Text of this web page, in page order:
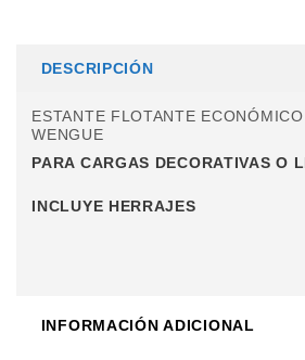
DESCRIPCIÓN
ESTANTE FLOTANTE
WENGUE
PARA CARGAS DECORATIVAS O
INCLUYE HERRAJES
INFORMACIÓN ADICIONAL